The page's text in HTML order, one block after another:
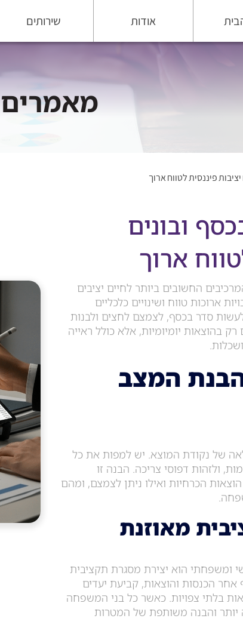
אודות שירותים
מאמרים
פיננסית לטווח ארוך
ובונים
ארוך
החשובים ביותר לחיים יציבים
ארוכות טווח ושינויים כלכליים
סדר בכסף, לצמצם לחצים ולבנות
רק בהוצאות יומיומיות, אלא כולל ראייה
המצב
של נקודת המוצא. יש למפות את כל
ולזהות דפוסי צריכה. הבנה זו
הכרחיות ואילו ניתן לצמצם, ומהם
מאוזנת
ומשפחתי הוא יצירת מסגרת תקציבית
הכנסות והוצאות, קביעת יעדים
בלתי צפויות. כאשר כל בני המשפחה
יותר והבנה משותפת של המטרות